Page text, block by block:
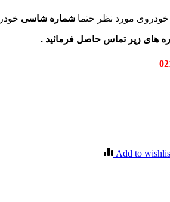
مورد نظر حتما شماره شاسی
های زیر تماس حاصل فرمائید .
Add to